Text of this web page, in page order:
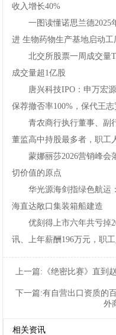
收入增长40%
一图读懂诺思兰德2025
进生物药物生产基地启动工
北交所股票一周成交量
成交量超1亿股
唐兴科技IPO：申万宏源
保荐撤否率100%，保代王
青农商行执行董事、副行
董监高中持股最多者，职工
蒙娜丽莎2026营销峰会
切价值的原点
华光源海剑指绿色航运：
海直达敞口集装箱船建造
优刻得上市六年共亏掉
讯、上年薪酬196万元，职
上一篇: 《绝密比赛》直到
下一篇:有自营出口资质的
外
相关资讯